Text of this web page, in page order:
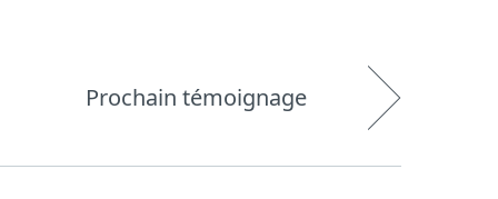
Prochain témoignage